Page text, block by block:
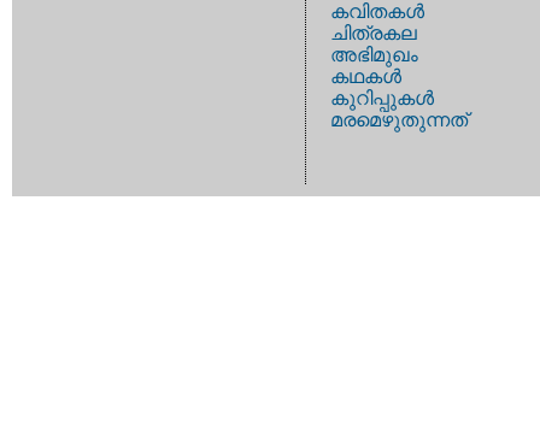
കവിതകള്‍
ചിത്രകല
അഭിമുഖം
കഥകള്‍
കുറിപ്പുകള്‍
മരമെഴുതുന്നത്